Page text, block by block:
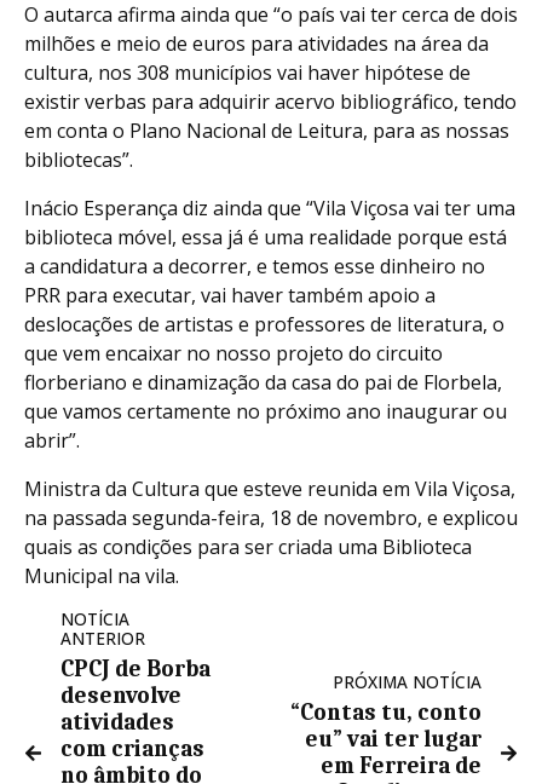
O autarca afirma ainda que “o país vai ter cerca de dois
milhões e meio de euros para atividades na área da
cultura, nos 308 municípios vai haver hipótese de
existir verbas para adquirir acervo bibliográfico, tendo
em conta o Plano Nacional de Leitura, para as nossas
bibliotecas”.
Inácio Esperança diz ainda que “Vila Viçosa vai ter uma
biblioteca móvel, essa já é uma realidade porque está
a candidatura a decorrer, e temos esse dinheiro no
PRR para executar, vai haver também apoio a
deslocações de artistas e professores de literatura, o
que vem encaixar no nosso projeto do circuito
florberiano e dinamização da casa do pai de Florbela,
que vamos certamente no próximo ano inaugurar ou
abrir”.
Ministra da Cultura que esteve reunida em Vila Viçosa,
na passada segunda-feira, 18 de novembro, e explicou
quais as condições para ser criada uma Biblioteca
Municipal na vila.
NOTÍCIA
ANTERIOR
CPCJ de Borba
desenvolve
atividades
com crianças
no âmbito do
PRÓXIMA NOTÍCIA
“Contas tu, conto
eu” vai ter lugar
em Ferreira de